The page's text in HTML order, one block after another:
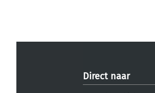
Direct naar